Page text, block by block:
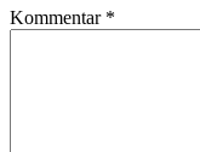
Kommentar *